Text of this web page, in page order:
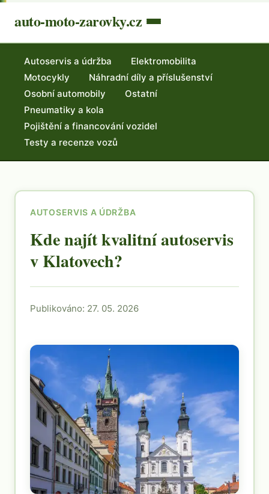
auto-moto-zarovky.cz
Autoservis a údržba
Elektromobilita
Motocykly
Náhradní díly a příslušenství
Osobní automobily
Ostatní
Pneumatiky a kola
Pojištění a financování vozidel
Testy a recenze vozů
AUTOSERVIS A ÚDRŽBA
Kde najít kvalitní autoservis
v Klatovech?
Publikováno: 27. 05. 2026